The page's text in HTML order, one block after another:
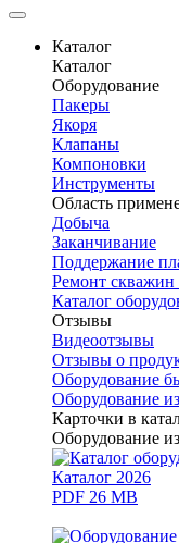
Каталог
Каталог
Оборудование
Пакеры
Якоря
Клапаны
Компоновки
Инструменты
Область
Добыча
Заканчивание
Поддержание
Ремонт
Каталог
Отзывы
Видеоотзывы
Отзывы о
Оборудование
Оборудование
Карточки в
Оборудование
Каталог 2026
PDF 26 MB